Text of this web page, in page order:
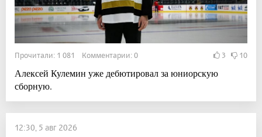
Прочитали: 1 081 Комментарии: 0 3 10
Алексей Кулемин уже дебютировал за юниорскую
сборную.
12:30, 5 авг 2026